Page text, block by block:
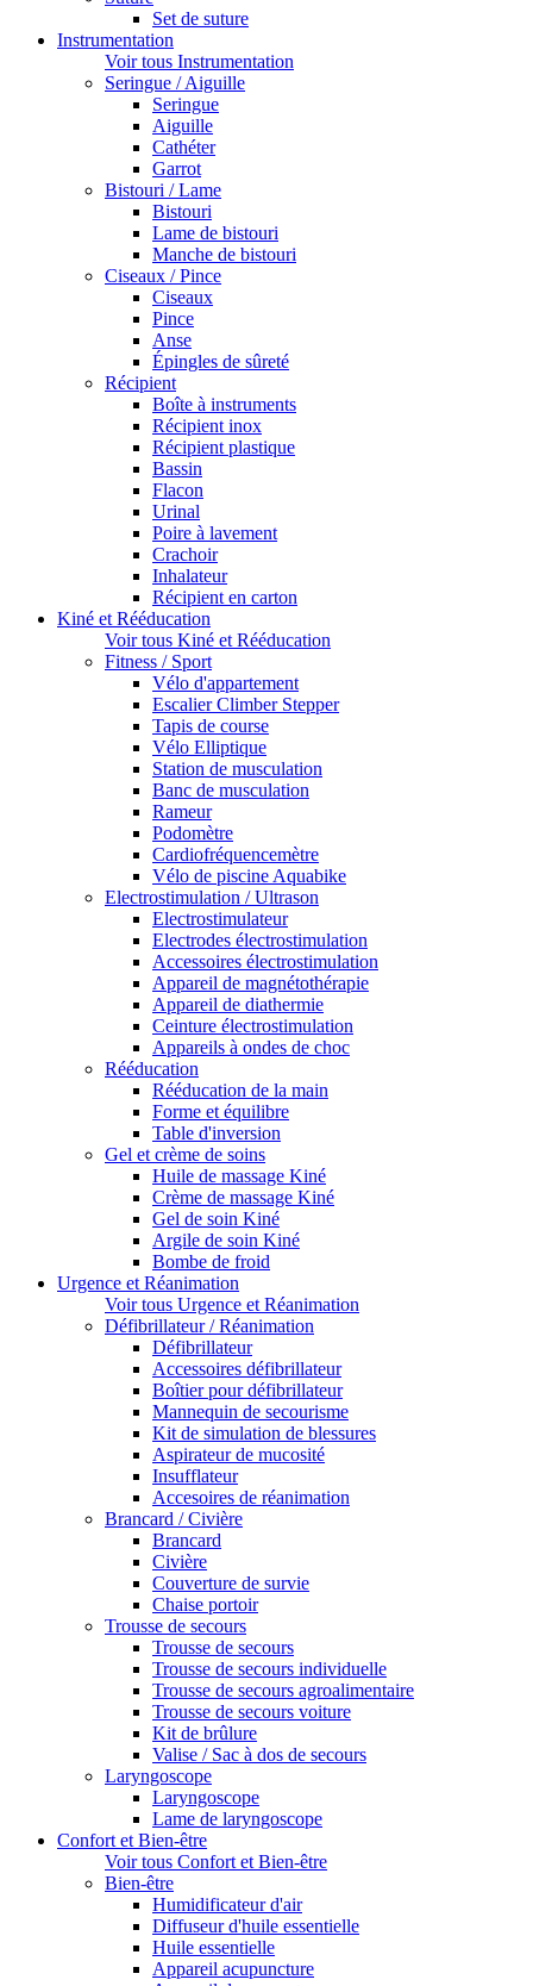
Set de suture
Instrumentation
Voir tous Instrumentation
Seringue / Aiguille
Seringue
Aiguille
Cathéter
Garrot
Bistouri / Lame
Bistouri
Lame de bistouri
Manche de bistouri
Ciseaux / Pince
Ciseaux
Pince
Anse
Épingles de sûreté
Récipient
Boîte à instruments
Récipient inox
Récipient plastique
Bassin
Flacon
Urinal
Poire à lavement
Crachoir
Inhalateur
Récipient en carton
Kiné et Rééducation
Voir tous Kiné et Rééducation
Fitness / Sport
Vélo d'appartement
Escalier Climber Stepper
Tapis de course
Vélo Elliptique
Station de musculation
Banc de musculation
Rameur
Podomètre
Cardiofréquencemètre
Vélo de piscine Aquabike
Electrostimulation / Ultrason
Electrostimulateur
Electrodes électrostimulation
Accessoires électrostimulation
Appareil de magnétothérapie
Appareil de diathermie
Ceinture électrostimulation
Appareils à ondes de choc
Rééducation
Rééducation de la main
Forme et équilibre
Table d'inversion
Gel et crème de soins
Huile de massage Kiné
Crème de massage Kiné
Gel de soin Kiné
Argile de soin Kiné
Bombe de froid
Urgence et Réanimation
Voir tous Urgence et Réanimation
Défibrillateur / Réanimation
Défibrillateur
Accessoires défibrillateur
Boîtier pour défibrillateur
Mannequin de secourisme
Kit de simulation de blessures
Aspirateur de mucosité
Insufflateur
Accesoires de réanimation
Brancard / Civière
Brancard
Civière
Couverture de survie
Chaise portoir
Trousse de secours
Trousse de secours
Trousse de secours individuelle
Trousse de secours agroalimentaire
Trousse de secours voiture
Kit de brûlure
Valise / Sac à dos de secours
Laryngoscope
Laryngoscope
Lame de laryngoscope
Confort et Bien-être
Voir tous Confort et Bien-être
Bien-être
Humidificateur d'air
Diffuseur d'huile essentielle
Huile essentielle
Appareil acupuncture